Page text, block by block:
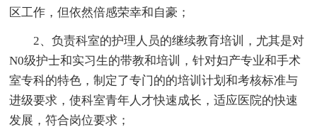
区工作，但依然倍感荣幸和自豪；
2、负责科室的护理人员的继续教育培训，尤其是对
N0级护士和实习生的带教和培训，针对妇产专业和手术
室专科的特色，制定了专门的的培训计划和考核标准与
进级要求，使科室青年人才快速成长，适应医院的快速
发展，符合岗位要求；